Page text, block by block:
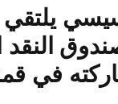
يلتقي
في قمة